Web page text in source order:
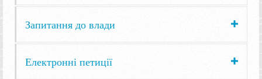
Запитання до влади
Електронні петиції